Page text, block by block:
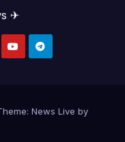
✈
News Live by